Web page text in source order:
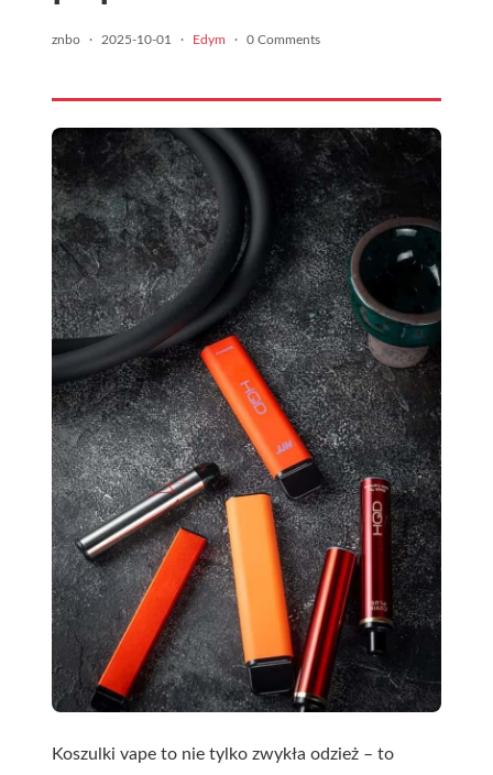
znbo · 2025-10-01 · Edym · 0 Comments
Koszulki vape to nie tylko zwykła odzież – to